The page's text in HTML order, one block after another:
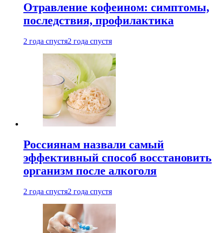
Отравление кофеином: симптомы,
последствия, профилактика
2 года спустя2 года спустя
Россиянам назвали самый
эффективный способ восстановить
организм после алкоголя
2 года спустя2 года спустя